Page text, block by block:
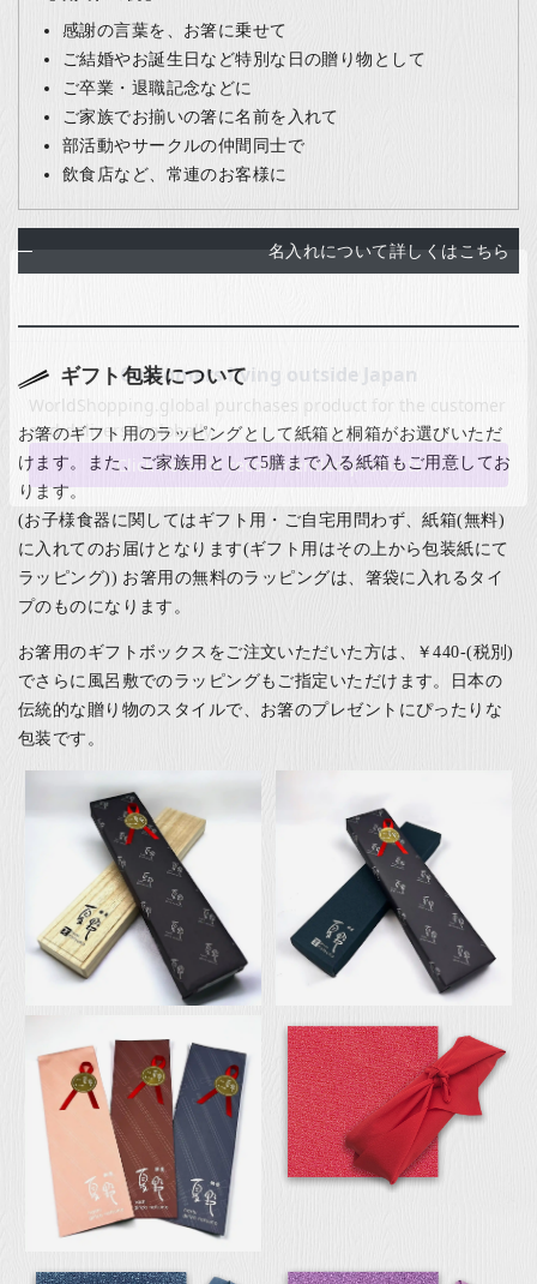
感謝の言葉を、お箸に乗せて
ご結婚やお誕生日など特別な日の贈り物として
ご卒業・退職記念などに
ご家族でお揃いの箸に名前を入れて
部活動やサークルの仲間同士で
飲食店など、常連のお客様に
名入れについて詳しくはこちら
ギフト包装について
お箸のギフト用のラッピングとして紙箱と桐箱がお選びいただ
けます。また、ご家族用として5膳まで入る紙箱もご用意してお
ります。
(お子様食器に関してはギフト用・ご自宅用問わず、紙箱(無料)
に入れてのお届けとなります(ギフト用はその上から包装紙にて
ラッピング)) お箸用の無料のラッピングは、箸袋に入れるタイ
プのものになります。
お箸用のギフトボックスをご注文いただいた方は、￥440-(税別)
でさらに風呂敷でのラッピングもご指定いただけます。日本の
伝統的な贈り物のスタイルで、お箸のプレゼントにぴったりな
包装です。